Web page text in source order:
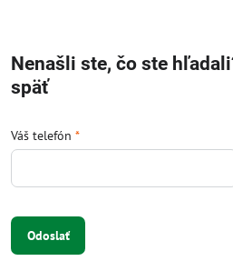
Nenašli ste, čo ste
späť
Váš telefón *
Odoslať